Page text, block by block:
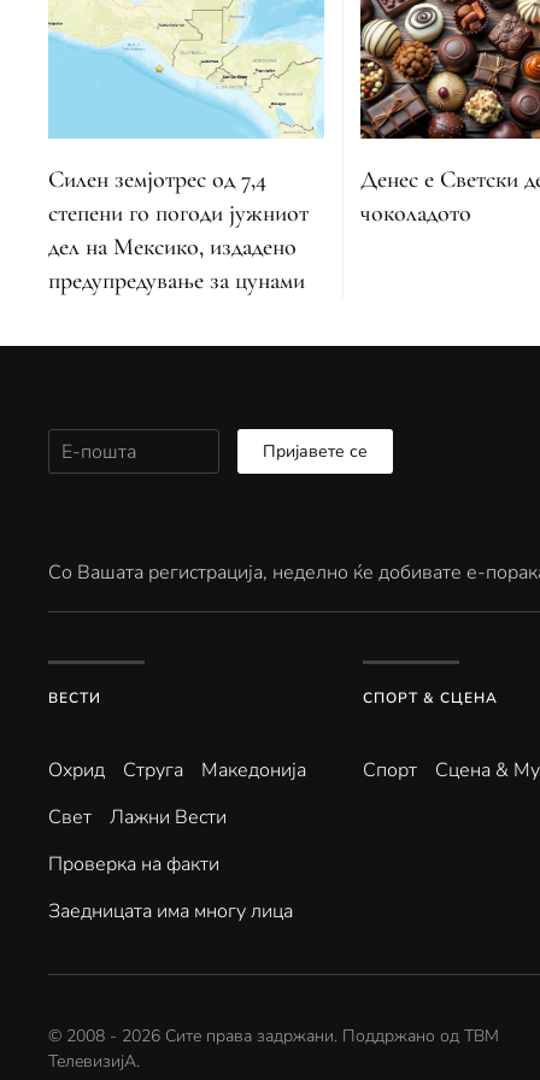
Силен земјотрес од 7,4
степени го погоди јужниот
дел на Мексико, издадено
предупредување за цунами
Денес е Светски
чоколадото
Пријавете се
Со Вашата регистрација, неделно ќе добивате е-
ВЕСТИ
Охрид Струга
Македонија
Свет
Лажни Вести
Проверка на факти
Заедницата има многу лица
СПОРТ & СЦЕНА
Спорт Сцена &
© 2008 - 2026 Сите права задржани. Поддржано од ТВМ
ТелевизијА.